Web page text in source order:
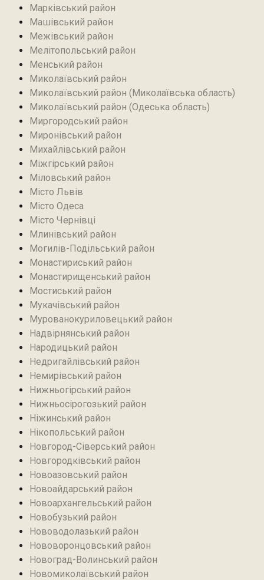
Марківський район
Машівський район‎
Межівський район
Мелітопольський район
Менський район
Миколаївський район
Миколаївський район (Миколаївська область)
Миколаївський район (Одеська область)
Миргородський район
Миронівський район
Михайлівський район‎
Міжгірський район
Міловський район‎
Місто Львів
Місто Одеса
Місто Чернівці
Млинівський район‎
Могилів-Подільський район
Монастириський район
Монастирищенський район
Мостиський район
Мукачівський район
Мурованокуриловецький район
Надвірнянський район
Народицький район‎
Недригайлівський район‎
Немирівський район
Нижньогірський район
Нижньосірогозький район
Ніжинський район
Нікопольський район
Новгород-Сіверський район
Новгородківський район
Новоазовський район
Новоайдарський район‎
Новоархангельський район
Новобузький район‎
Нововодолазький район
Нововоронцовський район‎
Новоград-Волинський район
Новомиколаївський район‎